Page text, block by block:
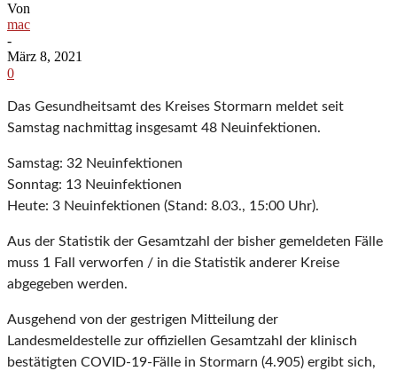
Von
mac
-
März 8, 2021
0
Das Gesundheitsamt des Kreises Stormarn meldet seit
Samstag nachmittag insgesamt 48 Neuinfektionen.
Samstag: 32 Neuinfektionen
Sonntag: 13 Neuinfektionen
Heute: 3 Neuinfektionen (Stand: 8.03., 15:00 Uhr).
Aus der Statistik der Gesamtzahl der bisher gemeldeten Fälle
muss 1 Fall verworfen / in die Statistik anderer Kreise
abgegeben werden.
Ausgehend von der gestrigen Mitteilung der
Landesmeldestelle zur offiziellen Gesamtzahl der klinisch
bestätigten COVID-19-Fälle in Stormarn (4.905) ergibt sich,